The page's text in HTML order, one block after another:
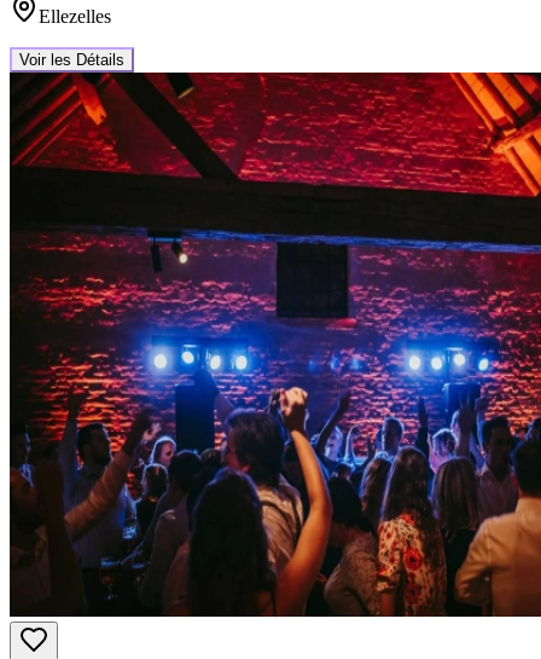
Ellezelles
Voir les Détails